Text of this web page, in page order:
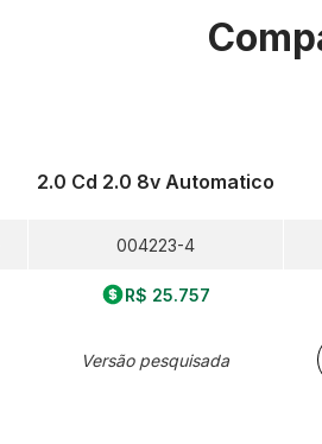
2.0 Cd 2.0 8v Automatico
004223-4
R$ 25.757
Versão pesquisada